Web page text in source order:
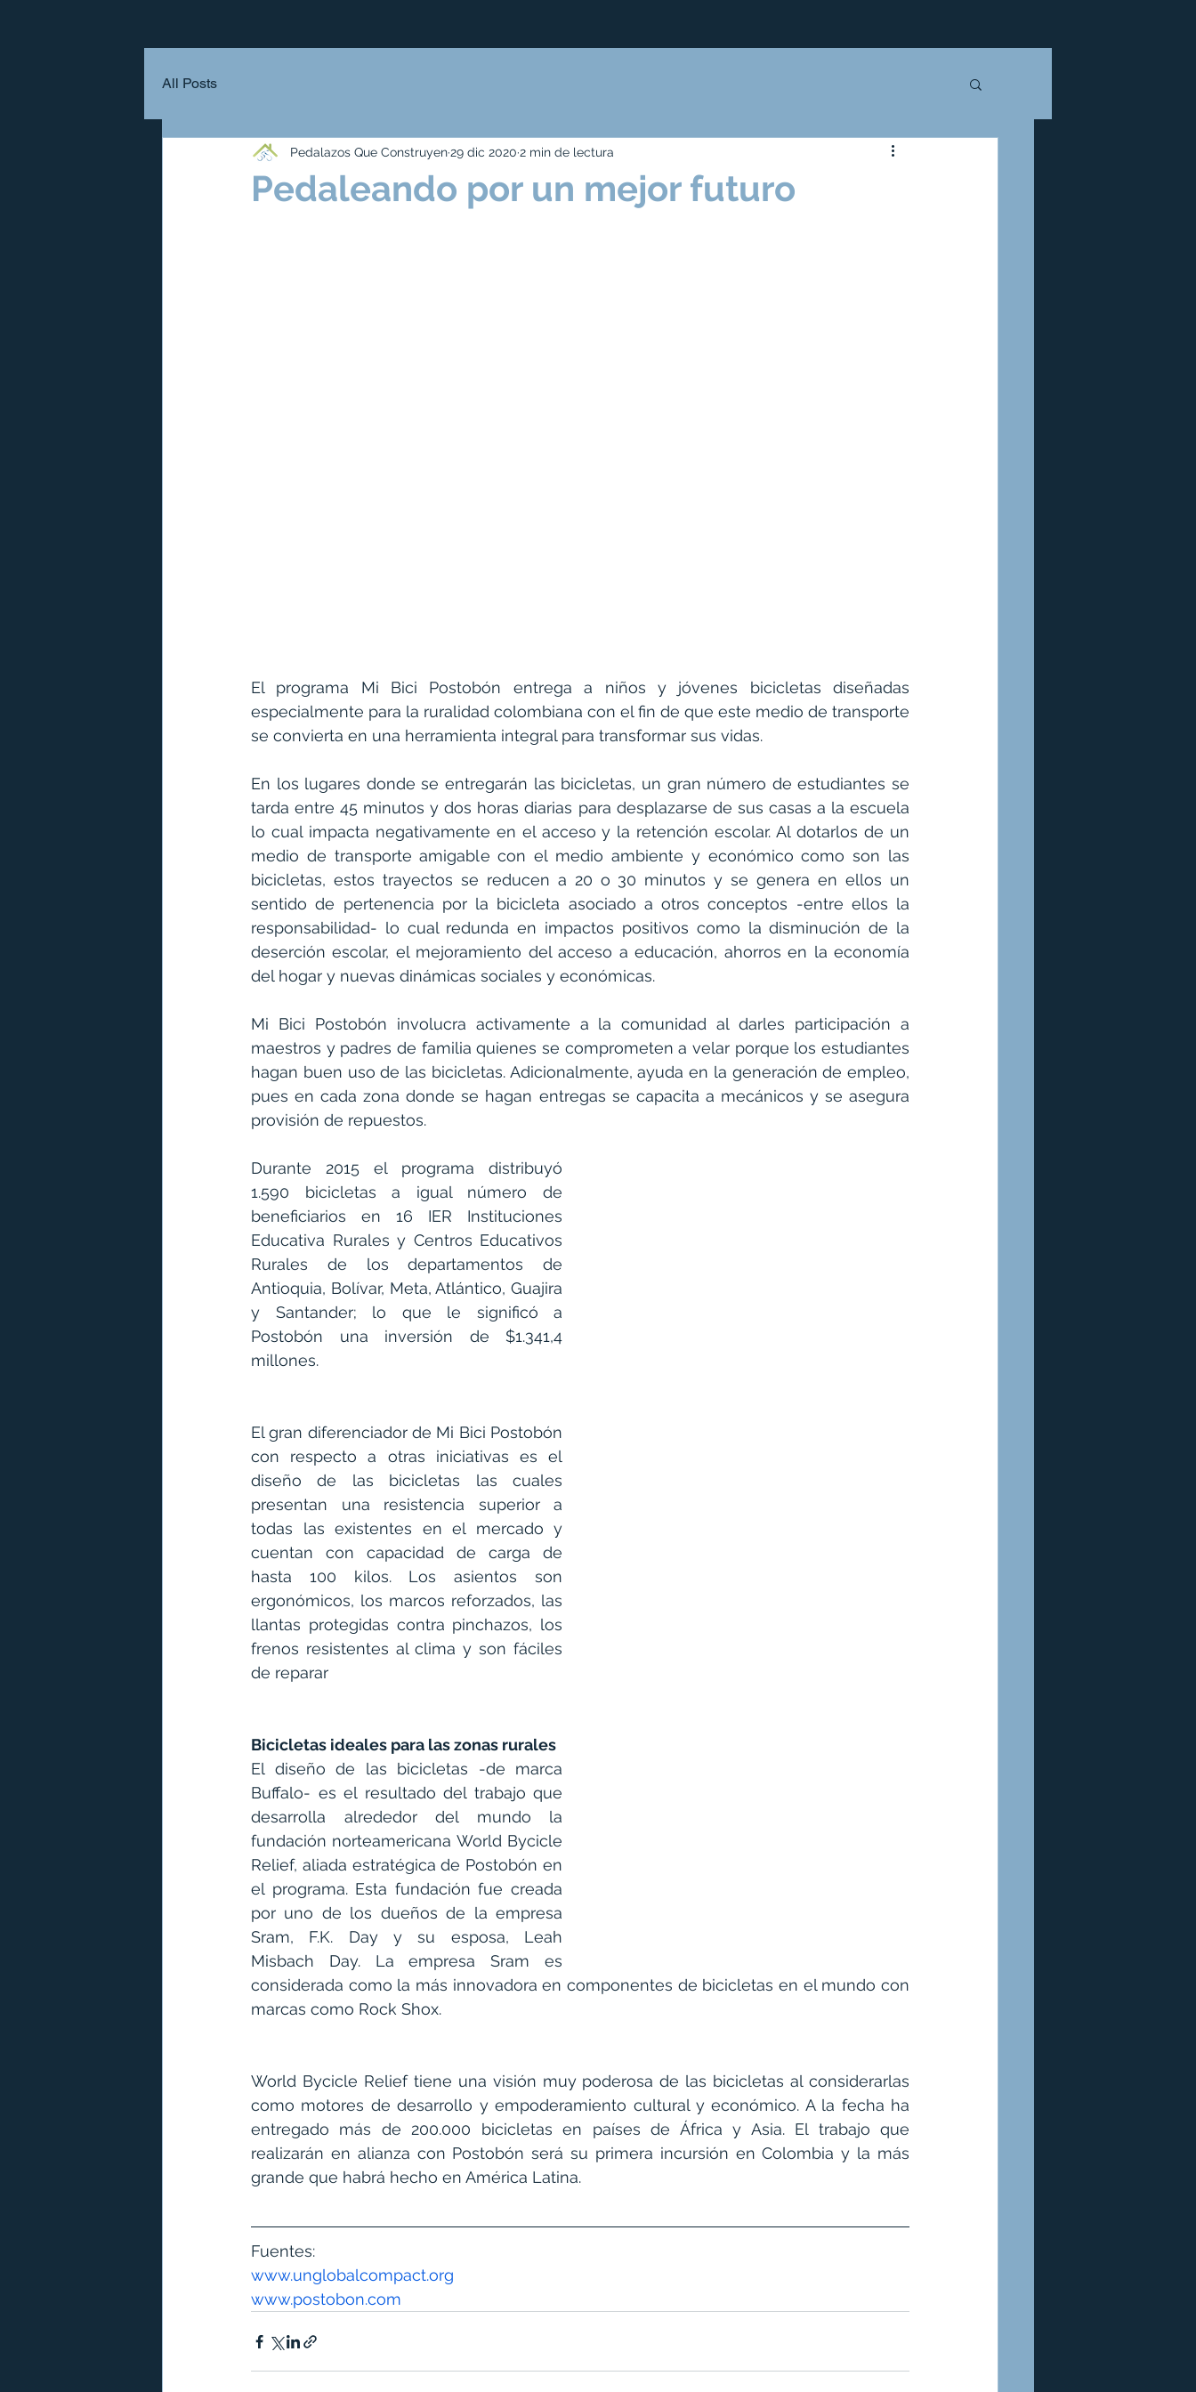
All Posts
Pedaleando por un mejor futuro
Pedalazos Que Construyen29 dic 2020 2 min de lectura
El programa Mi Bici Postobón entrega a niños y jóvenes bicicletas diseñadas
especialmente para la ruralidad colombiana con el fin de que este medio de transporte
se convierta en una herramienta integral para transformar sus vidas.
En los lugares donde se entregarán las bicicletas, un gran número de estudiantes se
tarda entre 45 minutos y dos horas diarias para desplazarse de sus casas a la escuela
lo cual impacta negativamente en el acceso y la retención escolar. Al dotarlos de un
medio de transporte amigable con el medio ambiente y económico como son las
bicicletas, estos trayectos se reducen a 20 o 30 minutos y se genera en ellos un
sentido de pertenencia por la bicicleta asociado a otros conceptos -entre ellos la
responsabilidad- lo cual redunda en impactos positivos como la disminución de la
deserción escolar, el mejoramiento del acceso a educación, ahorros en la economía
del hogar y nuevas dinámicas sociales y económicas.
Mi Bici Postobón involucra activamente a la comunidad al darles participación a
maestros y padres de familia quienes se comprometen a velar porque los estudiantes
hagan buen uso de las bicicletas. Adicionalmente, ayuda en la generación de empleo,
pues en cada zona donde se hagan entregas se capacita a mecánicos y se asegura
provisión de repuestos.
Durante 2015 el programa distribuyó
1.590 bicicletas a igual número de
beneficiarios en 16 IER Instituciones
Educativa Rurales y Centros Educativos
Rurales de los departamentos de
Antioquia, Bolívar, Meta, Atlántico, Guajira
y Santander; lo que le significó a
Postobón una inversión de $1.341,4
millones.
El gran diferenciador de
con respecto a otras iniciativas es el
diseño de las bicicletas las cuales
presentan una resistencia superior a
todas las existentes en el mercado y
cuentan con capacidad de carga de
hasta 100 kilos. Los asientos son
ergonómicos, los marcos reforzados, las
llantas protegidas contra pinchazos, los
frenos resistentes al clima y son fáciles
de reparar
Bicicletas ideales para las zonas rurales
El diseño de las bicicletas -de marca
Buffalo- es el resultado del trabajo que
desarrolla alrededor del mundo la
fundación norteamericana World Bycicle
Relief, aliada estratégica de Postobón en
el programa. Esta fundación fue creada
por uno de los dueños de la empresa
Sram, F.K. Day y su esposa, Leah
Misbach Day. La empresa Sram es
considerada como la más innovadora en componentes de bicicletas en el mundo con
marcas como Rock Shox.
World Bycicle Relief tiene una visión muy poderosa de las bicicletas al considerarlas
como motores de desarrollo y empoderamiento cultural y económico. A la fecha ha
entregado más de 200.000 bicicletas en países de África y Asia. El trabajo que
realizarán en alianza con Postobón será su primera incursión en Colombia y la más
grande que habrá hecho en América Latina.
Fuentes:
www.unglobalcompact.org
www.postobon.com